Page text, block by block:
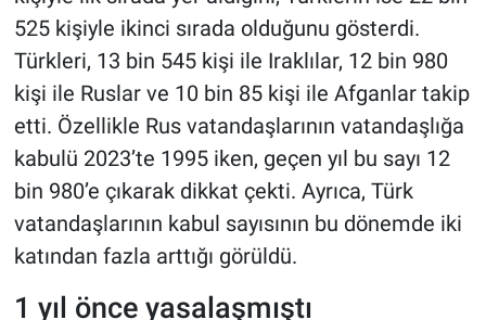
525 kişiyle ikinci sırada olduğunu gösterdi.
Türkleri, 13 bin 545 kişi ile Iraklılar, 12 bin 980
kişi ile Ruslar ve 10 bin 85 kişi ile Afganlar takip
etti. Özellikle Rus vatandaşlarının vatandaşlığa
kabulü 2023’te 1995 iken, geçen yıl bu sayı 12
bin 980’e çıkarak dikkat çekti. Ayrıca, Türk
vatandaşlarının kabul sayısının bu dönemde iki
katından fazla arttığı görüldü.
1 yıl önce yasalaşmıştı